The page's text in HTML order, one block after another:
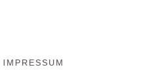
IMPRESSUM